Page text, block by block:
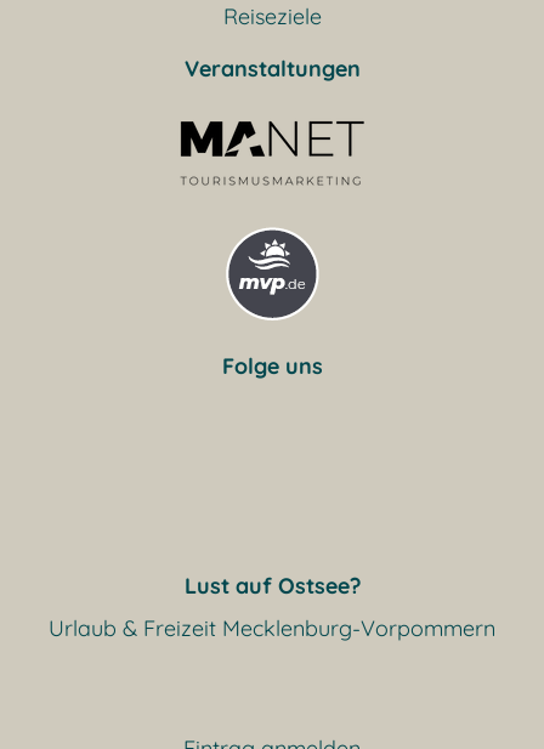
Reiseziele
Veranstaltungen
Folge uns
Lust auf Ostsee?
Urlaub & Freizeit Mecklenburg-Vorpommern